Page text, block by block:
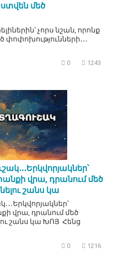
մեծ
չորս նշան, որոնք
0 1243
վրա, դրանում մեծ
շանս կա
վրա, դրանում մեծ
շանս կա ԽՈՅ Հենց
0 1216